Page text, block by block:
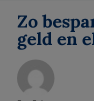
Zo
geld en